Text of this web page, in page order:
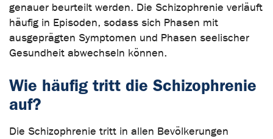
genauer beurteilt werden. Die Schizophrenie verläuft
häufig in Episoden, sodass sich Phasen mit
ausgeprägten Symptomen und Phasen seelischer
Gesundheit abwechseln können.
Wie häufig tritt die Schizophrenie
auf?
Die Schizophrenie tritt in allen Bevölkerungen